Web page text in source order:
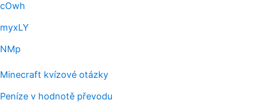
cOwh
myxLY
NMp
Minecraft kvízové ​​otázky
Peníze v hodnotě převodu